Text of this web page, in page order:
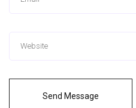
Send Message